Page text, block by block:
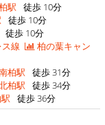
駅 徒歩 10分
徒歩 10分
徒歩 10分
線
柏の葉キャン
柏駅 徒歩 31分
柏駅 徒歩 34分
徒歩 36分